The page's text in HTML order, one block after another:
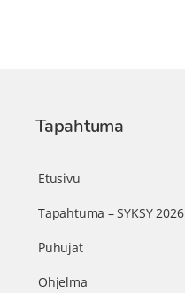
Tapahtuma
Etusivu
Tapahtuma – SYKSY 2026
Puhujat
Ohjelma